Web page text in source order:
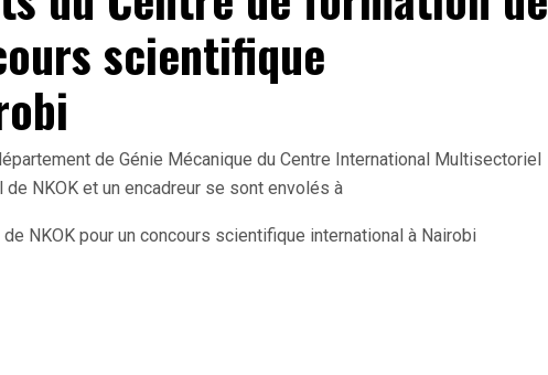
scientifique
de Génie Mécanique du Centre International Multisectoriel
NKOK et un encadreur se sont envolés à